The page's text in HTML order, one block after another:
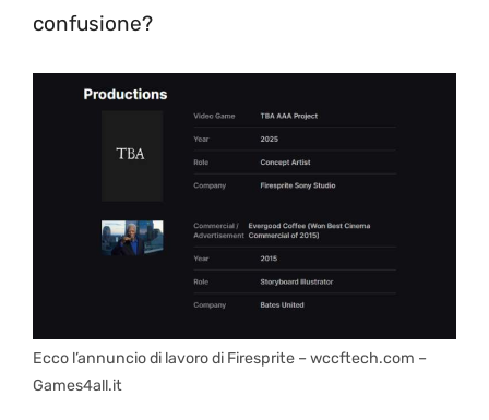
confusione?
Ecco l’annuncio di lavoro di Firesprite – wccftech.com –
Games4all.it